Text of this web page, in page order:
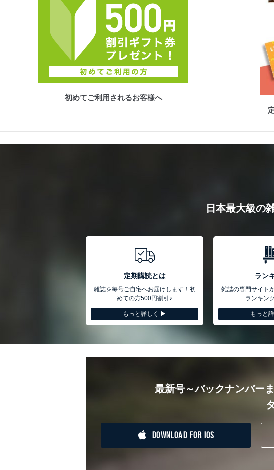
初めてご利用されるお客様へ
日本最大級の
定期購読とは
雑誌を毎号ご自宅へお届けします！初
めての方500円割引♪
もっと詳しく ▶︎
ラン
雑誌の専門サイト
ランキン
もっと
最新号～バックナンバー
DOWNLOAD FOR IOS